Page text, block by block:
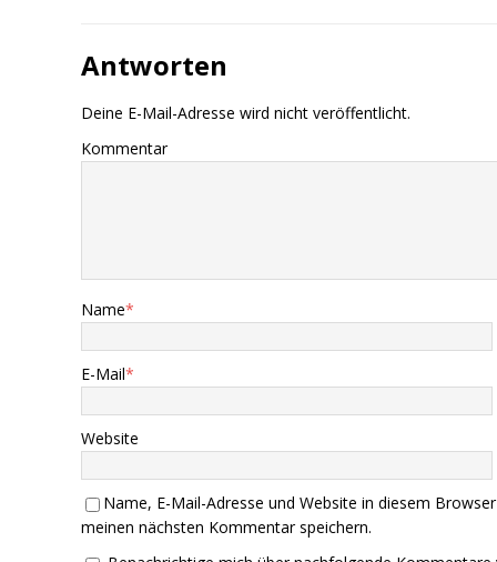
Antworten
Deine E-Mail-Adresse wird nicht veröffentlicht.
Kommentar
Name*
E-Mail*
Website
Name, E-Mail-Adresse und Website in diesem
meinen nächsten Kommentar speichern.